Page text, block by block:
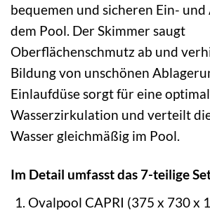
bequemen und sicheren Ein- und
dem Pool. Der Skimmer saugt
Oberflächenschmutz ab und
Bildung von unschönen
Einlaufdüse sorgt für eine
Wasserzirkulation und verteilt
Wasser gleichmäßig im Pool.
Im Detail umfasst das 7-teilige
Ovalpool CAPRI (375 x 730 x